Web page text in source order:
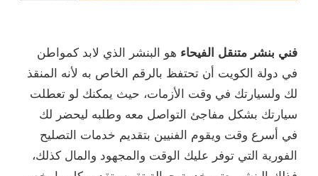
فني بنشر متنقل الفيحاء هو البنشر الذي لابد كمواطن
في دولة الكويت أن تحتفظ بالرقم الخاص به لأنه المنقذ
لك ولسيارتك في وقت الأزمات، حيث يمكنك لو تعطلت
سيارتك بشكل مفاجئ التواصل معه وطلبه ليحضر لك
في أسرع وقت ويقوم الفنيين بتقديم خدمات التصليح
الفورية التي توفر عليك الوقت والمجهود والمال كذلك،